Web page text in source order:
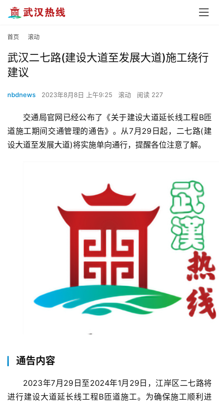
首页 滚动
武汉二七路(建设大道至发展大道)施工绕行
建议
nbdnews 2023年8月8日 上午9:25 滚动 阅读 227
交通局官网已经公布了《关于建设大道延长线工程B匝
道施工期间交通管理的通告》。从7月29日起，二七路(建
设大道至发展大道)将实施单向通行，提醒各位注意了解。
通告内容
2023年7月29日至2024年1月29日，江岸区二七路将
进行建设大道延长线工程B匝道施工。为确保施工顺利进